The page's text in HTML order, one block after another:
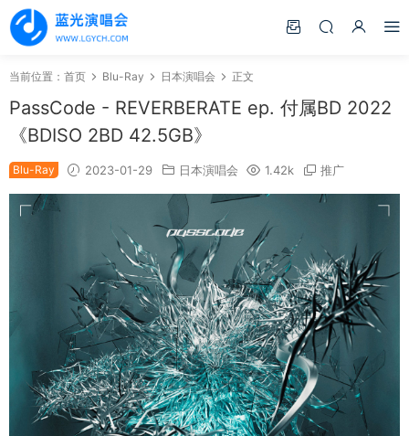
当前位置： 首页 Blu-Ray 日本演唱会 正文
PassCode - REVERBERATE ep. 付属BD 2022
《BDISO 2BD 42.5GB》
Blu-Ray 2023-01-29 日本演唱会 1.42k 推广